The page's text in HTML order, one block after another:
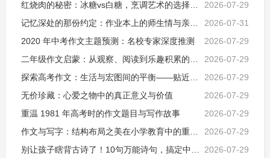
2026-07-29
2026-07-31
2026-07-29
2020 年中考作文主题预测：名校专家深度推测
2026-07-29
2026-07-29
2026-07-29
无价珍藏：心爱之物中的真正意义与价值
2026-07-29
重温 1981 年高考时的作文题目与写作故事
2026-07-29
2026-07-29